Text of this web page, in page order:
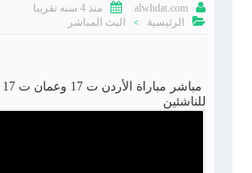

alwhdat.com

منذ 4 سنه تقريبا

الرئيسية > البث المباشر
للناشئين